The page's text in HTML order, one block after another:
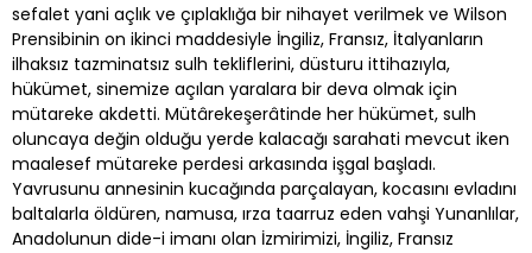
sefalet yani açlık ve çıplaklığa bir nihayet verilmek ve Wilson
Prensibinin on ikinci maddesiyle İngiliz, Fransız, İtalyanların
ilhaksız tazminatsız sulh tekliflerini, düsturu ittihazıyla,
hükümet, sinemize açılan yaralara bir deva olmak için
mütareke akdetti. Mütârekeşerâtinde her hükümet, sulh
oluncaya değin olduğu yerde kalacağı sarahati mevcut iken
maalesef mütareke perdesi arkasında işgal başladı.
Yavrusunu annesinin kucağında parçalayan, kocasını evladını
baltalarla öldüren, namusa, ırza taarruz eden vahşi Yunanlılar,
Anadolunun dide-i imanı olan İzmirimizi, İngiliz, Fransız